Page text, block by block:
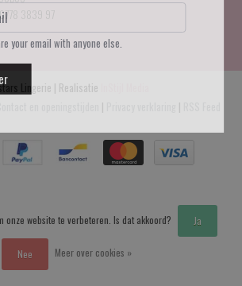
3839 97
Lingerie | Realisatie
| |
your email with anyone else.
onze website te verbeteren. Is dat akkoord? Ja
Nee Meer over cookies »